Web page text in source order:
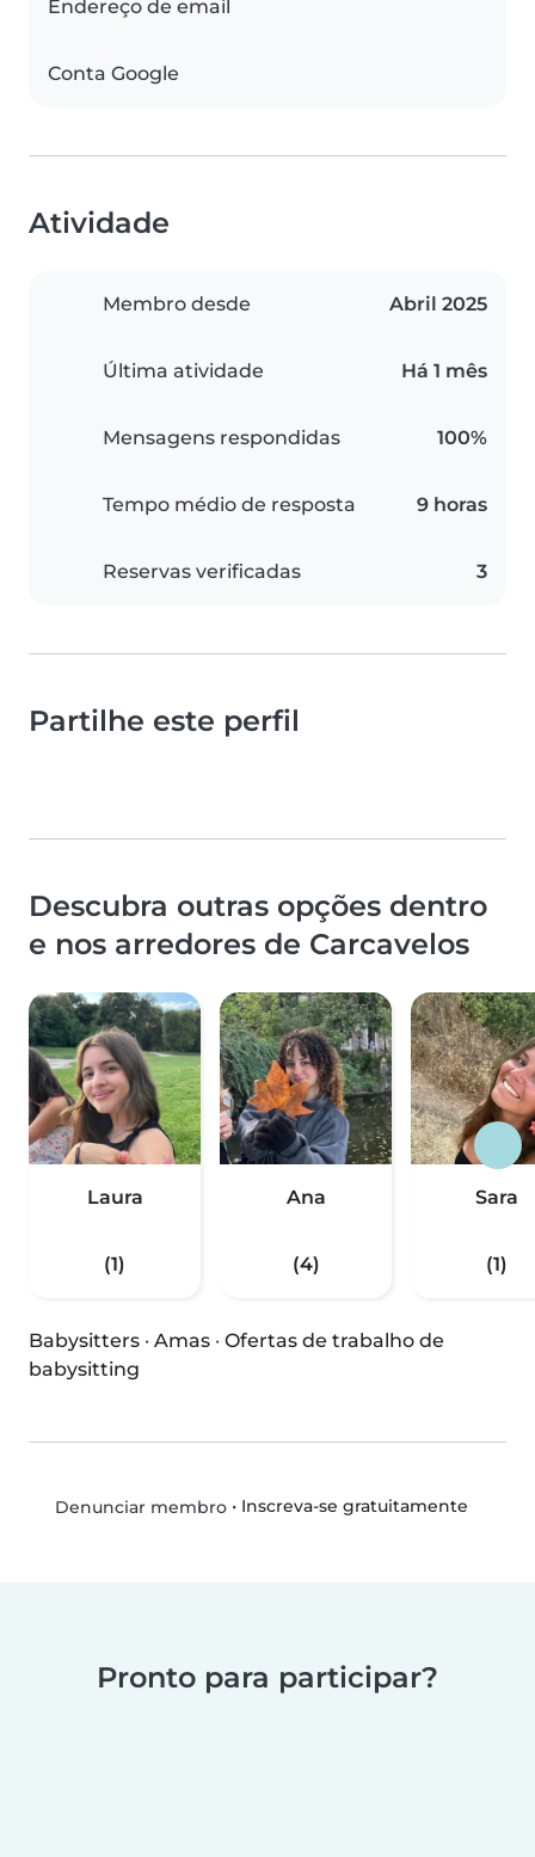
Endereço de email
Conta Google
Atividade
Membro desde Abril 2025
Última atividade Há 1 mês
Mensagens respondidas 100%
Tempo médio de resposta 9 horas
Reservas verificadas 3
Partilhe este perfil
Descubra outras opções dentro
e nos arredores de Carcavelos
Laura
(1)
Ana
(4)
Sara
(1)
Babysitters · Amas · Ofertas de trabalho de
babysitting
Denunciar membro• Inscreva-se gratuitamente
Pronto para participar?